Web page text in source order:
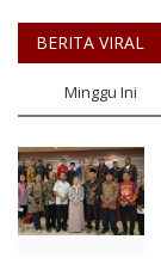
BERITA VIRAL
Minggu Ini